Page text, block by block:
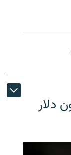
۱۴۷.۵ میلیون دلار